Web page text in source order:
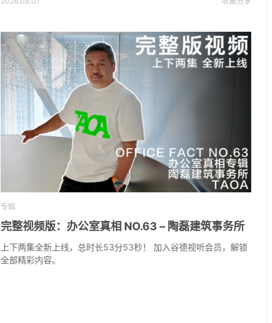
专辑
完整视频版：办公室真相 NO.63 – 陶磊建筑事务所
上下两集全新上线，总时长53分53秒！ 加入谷德视听会员，解锁
全部精彩内容。